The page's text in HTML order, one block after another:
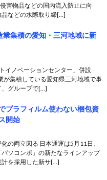
害物品などの国内流入防止に向
などの水際取り締[…]
集積の愛知・三河地域に新
イノベーションセンター」併設
集積している愛知県三河地域で事
、グループで[…]
プラフィルム使わない梱包資
開始
の両立図る 日本通運は5月11日、
ソコンポ」の新たなラインアップ
計を採用した新サ[…]